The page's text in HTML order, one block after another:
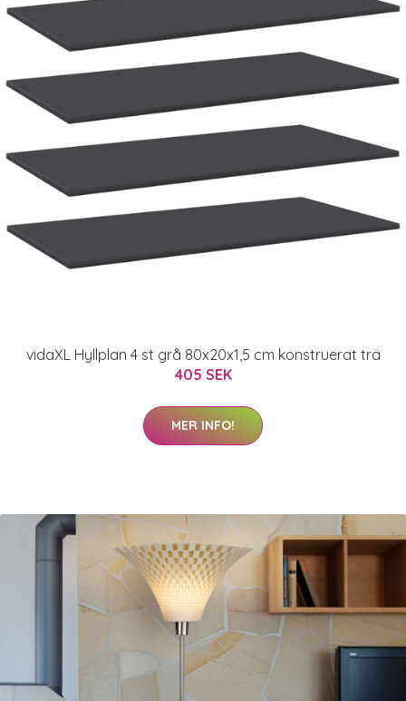
vidaXL Hyllplan 4 st grå 80x20x1,5 cm konstruerat trä
405 SEK
MER INFO!